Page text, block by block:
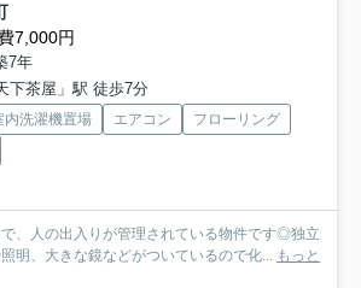
7,000円
7年
下茶屋」駅 徒歩7分
内洗濯機置場 エアコン
フローリング
、人の出入りが管理されている物件です◎独立
明、大きな鏡などがついているので化...
もっと